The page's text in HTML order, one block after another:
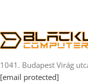
1041. Budapest Virág
[email protected]